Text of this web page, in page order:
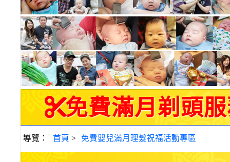
免費滿月剃頭服
導覽： 首頁 > 免費嬰兒滿月理髮祝福活動專區